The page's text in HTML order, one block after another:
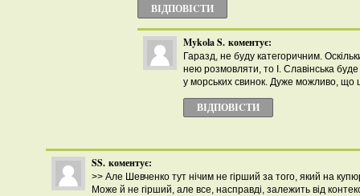
ВІДПОВІCТИ
Mykola S. коментує:
Гаразд, не буду категоричним.
нею розмовляти, то І. Славінська
у морських свинок. Дуже можливо, що
ВІДПОВІCТИ
SS. коментує:
>> Але Шевченко тут нічим не гірший за того, який на
Може й не гірший, але все, насправді, залежить від